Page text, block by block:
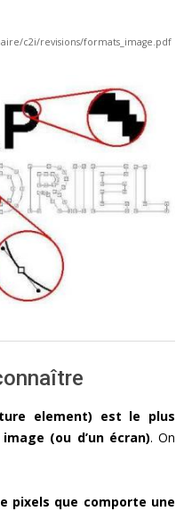
c2i/revisions/formats_image.pdf
element) est le plus
(ou d’un écran). On
pixels que comporte une